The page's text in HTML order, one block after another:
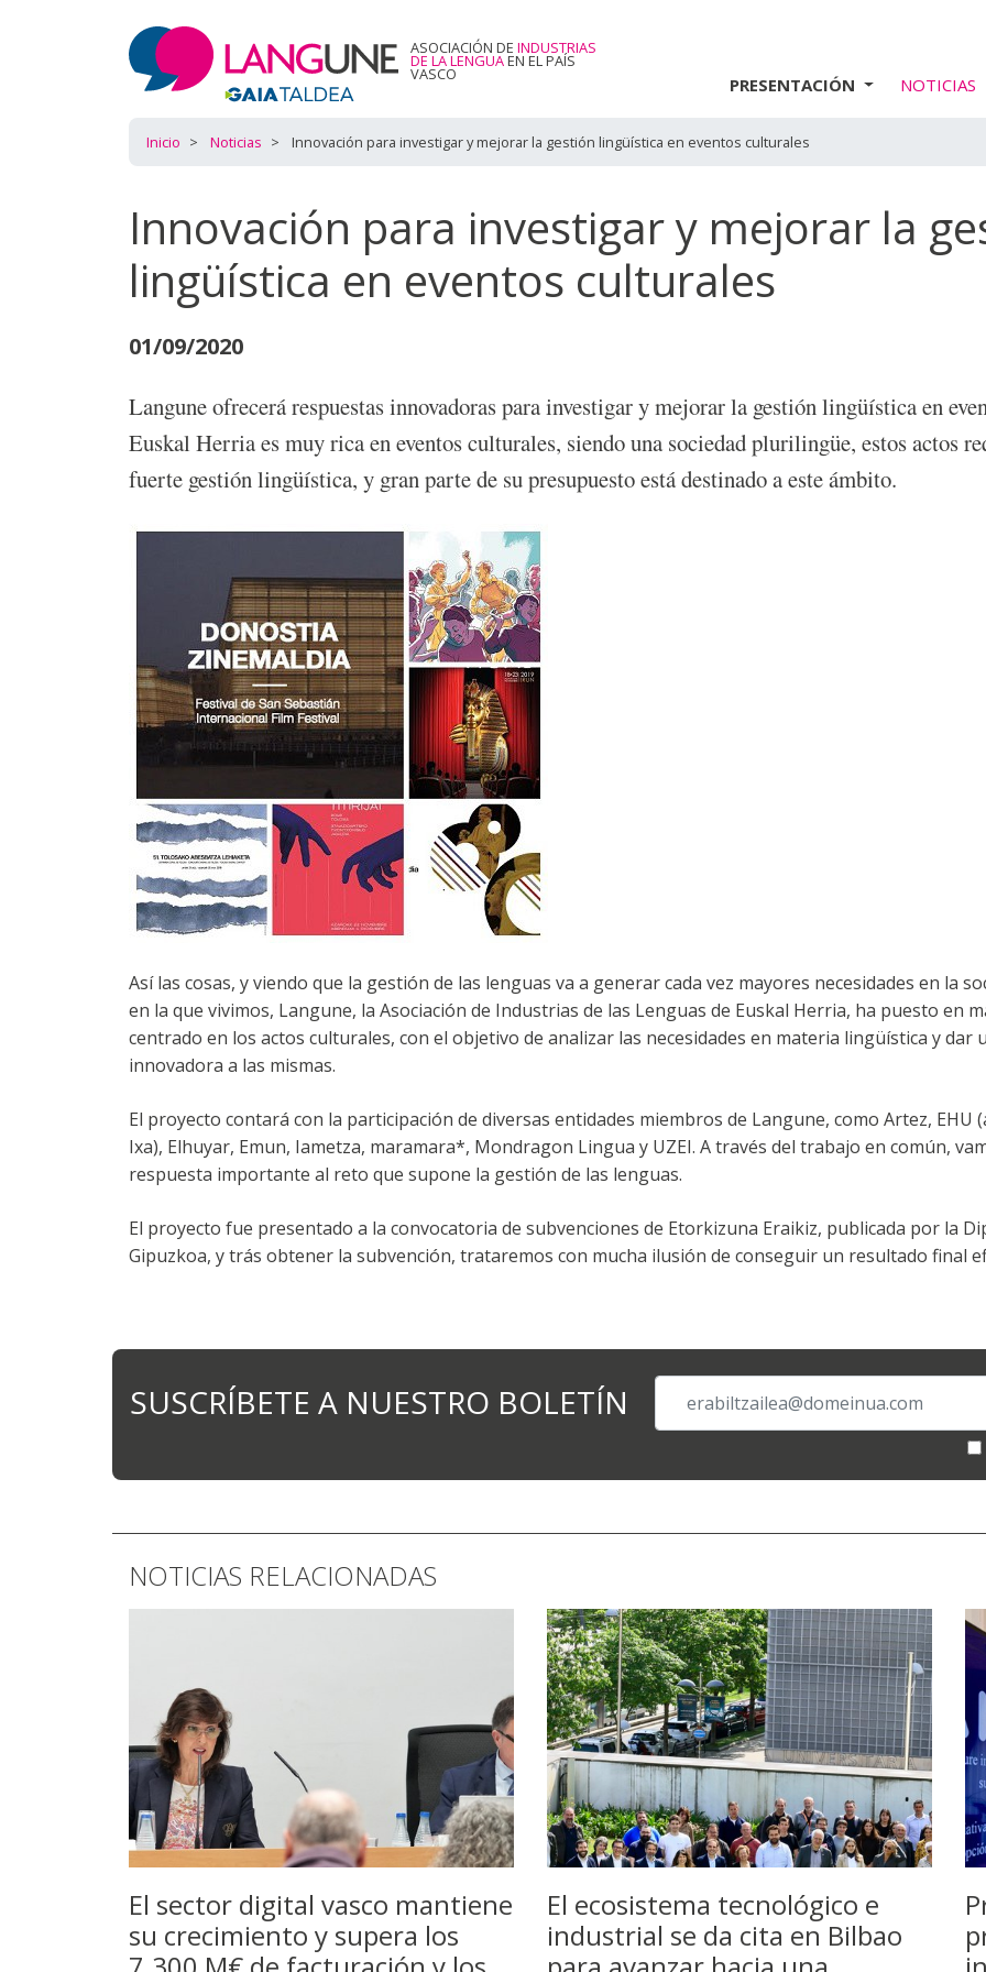
ASOCIACIÓN DE INDUSTRIAS
DE LA LENGUAEN EL PAÍS
VASCO
PRESENTACIÓN NOTICIAS
Inicio Noticias Innovación para investigar y mejorar la gestión lingüística en eventos culturales
Innovación para investigar y mejorar la
lingüística en eventos culturales
01/09/2020
Langune ofrecerá respuestas innovadoras para investigar y mejorar la gestión lingüística en
Euskal Herria es muy rica en eventos culturales, siendo una sociedad plurilingüe, estos actos
fuerte gestión lingüística, y gran parte de su presupuesto está destinado a este ámbito.
Así las cosas, y viendo que la gestión de las lenguas va a generar cada vez mayores necesidades en la
en la que vivimos, Langune, la Asociación de Industrias de las Lenguas de Euskal Herria, ha puesto en
centrado en los actos culturales, con el objetivo de analizar las necesidades en materia lingüística y dar
innovadora a las mismas.
El proyecto contará con la participación de diversas entidades miembros de Langune, como Artez, EHU
Ixa), Elhuyar, Emun, Iametza, maramara*, Mondragon Lingua y UZEI. A través del trabajo en común,
respuesta importante al reto que supone la gestión de las lenguas.
El proyecto fue presentado a la convocatoria de subvenciones de Etorkizuna Eraikiz, publicada por la
Gipuzkoa, y trás obtener la subvención, trataremos con mucha ilusión de conseguir un resultado final
SUSCRÍBETE A NUESTRO BOLETÍN
NOTICIAS RELACIONADAS
El sector digital vasco mantiene
su crecimiento y supera los
El ecosistema tecnológico e
industrial se da cita en Bilbao